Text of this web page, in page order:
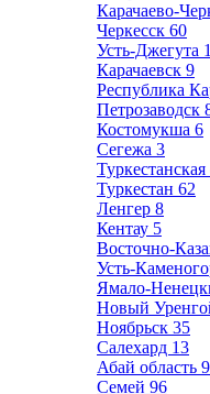
Карачаево-
Черкесск 60
Усть-Джегута
Карачаевск 9
Республика
Петрозаводск
Костомукша 6
Сегежа 3
Туркестанская
Туркестан 62
Ленгер 8
Кентау 5
Восточно-
Усть-
Ямало-
Новый
Ноябрьск 35
Салехард 13
Абай область
Семей 96